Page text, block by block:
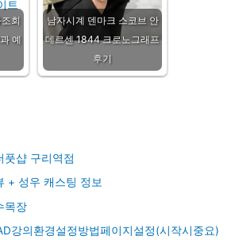
회
예
남자시계 덴마크 스코브 안
데르센 1844 크로노그래프
후기
풋샵 구리역점
+ 성우 캐스팅 정보
목장
강의환경설정방법페이지설정(시작시중요)